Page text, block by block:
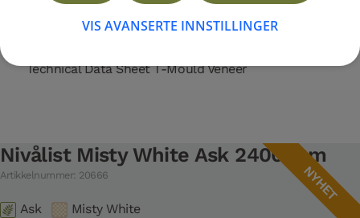
VIS AVANSERTE INNSTILLINGER
Technical Data Sheet Reducer Veneer
Technical Data Sheet T-Mould Veneer
NYHET
Nivålist Misty White Ask 2400 mm
Artikkelnummer: 20666
Ask Misty White